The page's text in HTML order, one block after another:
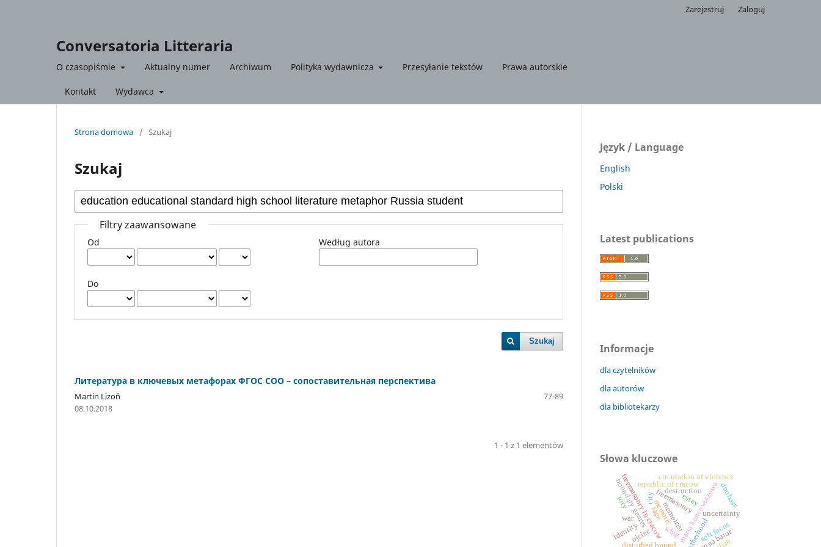
Conversatoria Litteraria
O czasopiśmie Aktualny numer Archiwum Polityka wydawnicza Przesyłanie tekstów Prawa autorskie
Kontakt Wydawca
Zarejestruj Zaloguj
Strona domowa / Szukaj
Szukaj
Filtry zaawansowane
Od
Do
Według autora
Szukaj
Литература в ключевых метафорах ФГОС СОО – сопоставительная перспектива
Martin Lizoň
77-89
08.10.2018
1 - 1 z 1 elementów
Język / Language
English
Polski
Latest publications
Informacje
dla czytelników
dla autorów
dla bibliotekarzy
Słowa kluczowe
freemasonry
freemasonry in cracow
republic of cracow
motherhood
rape
disturbed bound
circulation of violence
maria kuncewiczowa
joanna bator
memoirsmemoirist
boundary genres
soft focus
uncertainty
ojciec
identity
donbass
city
war
destruction
essay
tory
whig